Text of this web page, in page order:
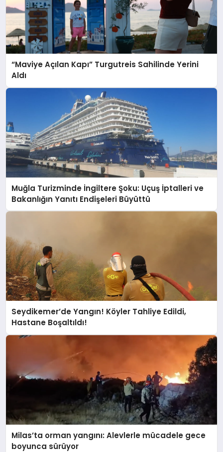
“Maviye Açılan Kapı” Turgutreis Sahilinde Yerini
Aldı
Muğla Turizminde İngiltere Şoku: Uçuş İptalleri ve
Bakanlığın Yanıtı Endişeleri Büyüttü
Seydikemer’de Yangın! Köyler Tahliye Edildi,
Hastane Boşaltıldı!
Milas’ta orman yangını: Alevlerle mücadele gece
boyunca sürüyor